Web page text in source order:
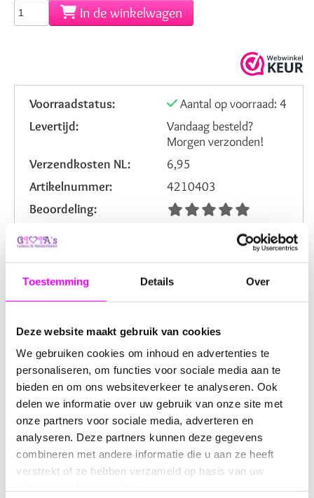
Toestemming Details Over
Deze website maakt gebruik van cookies
We gebruiken cookies om inhoud en advertenties te
personaliseren, om functies voor sociale media aan te
bieden en om ons websiteverkeer te analyseren. Ook
delen we informatie over uw gebruik van onze site met
onze partners voor sociale media, adverteren en
analyseren. Deze partners kunnen deze gegevens
combineren met andere informatie die u aan ze heeft
verstrekt of ze hebben verzameld op basis van uw
In de winkelwagen
Voorraadstatus:
Aantal op voorraad: 4
Levertijd:
Vandaag besteld?
Morgen verzonden!
Verzendkosten NL:
6,95
Artikelnummer:
4210403
Beoordeling:
Omschrijving Reviews
Dit zachte roze lint van 0,6 mm breed en 22,5 meter lang
toepassingen. Gemaakt van hoogwaardig polyester, zorgt
dit lint voor een stevige, duurzame afwerking van al je
projecten. Het lint is ideaal voor het inpakken van
cadeautjes en pakketjes, het versieren van bloemen, het
maken van strikken, en allerlei creatieve
knutselprojecten.
De elegante roze kleur voegt een charmante en
feestelijke uitstraling toe en is uitermate geschikt voor
speciale gelegenheden zoals babyshowers, bruiloften,
verjaardagen en andere feestelijke vieringen. Dit lint rolt